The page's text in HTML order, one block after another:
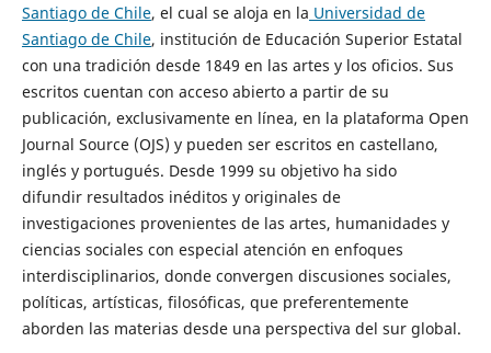
Santiago de Chile, el cual se aloja en la Universidad de
Santiago de Chile, institución de Educación Superior Estatal
con una tradición desde 1849 en las artes y los oficios. Sus
escritos cuentan con acceso abierto a partir de su
publicación, exclusivamente en línea, en la plataforma Open
Journal Source (OJS) y pueden ser escritos en castellano,
inglés y portugués. Desde 1999 su objetivo ha sido
difundir resultados inéditos y originales de
investigaciones provenientes de las artes, humanidades y
ciencias sociales con especial atención en enfoques
interdisciplinarios, donde convergen discusiones sociales,
políticas, artísticas, filosóficas, que preferentemente
aborden las materias desde una perspectiva del sur global.